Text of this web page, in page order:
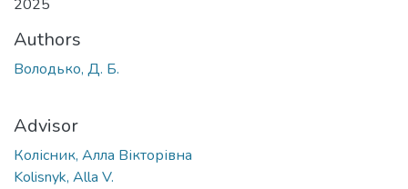
2025
Authors
Володько, Д. Б.
Advisor
Колісник, Алла Вікторівна
Kolisnyk, Alla V.